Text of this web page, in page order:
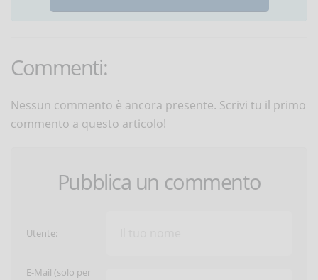
Commenti:
Nessun commento è ancora presente. Scrivi tu il primo
commento a questo articolo!
Pubblica un commento
Utente:
E-Mail (solo per